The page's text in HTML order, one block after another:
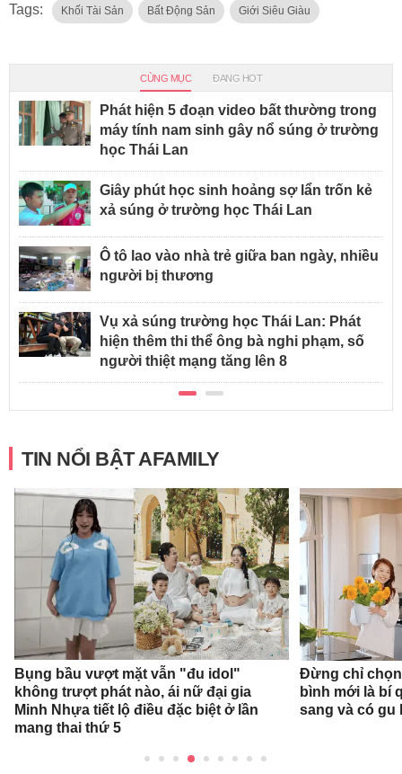
Tags: Khối Tài Sản Bất Động Sản Giới Siêu Giàu
CÙNG MỤC ĐANG HOT
Phát hiện 5 đoạn video bất thường trong
máy tính nam sinh gây nổ súng ở trường
học Thái Lan
Giây phút học sinh hoảng sợ lẩn trốn kẻ
xả súng ở trường học Thái Lan
Ô tô lao vào nhà trẻ giữa ban ngày, nhiều
người bị thương
Vụ xả súng trường học Thái Lan: Phát
hiện thêm thi thể ông bà nghi phạm, số
người thiệt mạng tăng lên 8
TIN NỔI BẬT AFAMILY
Bụng bầu vượt mặt vẫn "đu idol"
không trượt phát nào, ái nữ đại gia
Minh Nhựa tiết lộ điều đặc biệt ở lần
mang thai thứ 5
Đừng chỉ
bình mới là bí
sang và có gu